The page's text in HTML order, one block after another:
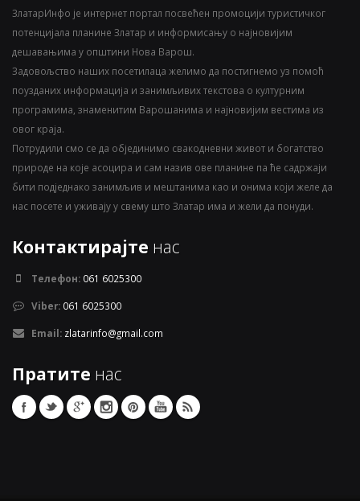
ЗлатарИнфо је интернет портал посвећен промоцији туристичког
потенцијала планине Златар и информисању о најновијим
дешавањима у општини Нова Варош.
Задовољство наших посетилаца желимо да постигнемо уз помоћ
поузданих информација и занимљивих текстова о културним
програмима, знаменитим Варошанима и најновијим вестима из
овог краја.
Потрудили смо се да објединимо свакодневни живот и богатство
природе на које асоцира и сам назив ове планине па ће садржаји
бити подједнако занимљив и мештанима као и онима који желе да
нас посете и уживају у свему што Златар има и жели да понуди.
Контактирајте нас
Телефон: 061 6025300
Viber: 061 6025300
Email: zlatarinfo@gmail.com
Пратите нас